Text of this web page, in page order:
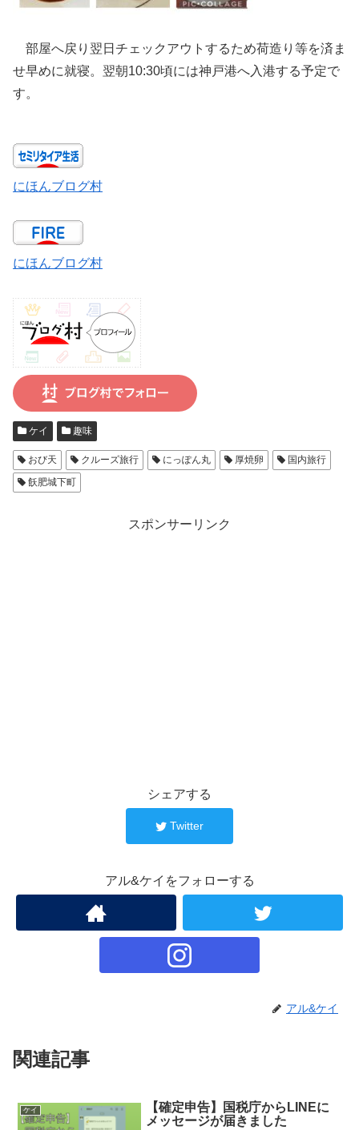
部屋へ戻り翌日チェックアウトするため荷造り等を済ま
せ早めに就寝。翌朝10:30頃には神戸港へ入港する予定で
す。
にほんブログ村
にほんブログ村
ケイ 趣味
おび天 クルーズ旅行 にっぽん丸 厚焼卵
国内旅行
飫肥城下町
スポンサーリンク
シェアする
Twitter
アル&ケイをフォローする
アル&ケイ
関連記事
ケイ
【確定申告】国税庁からLINEに
メッセージが届きました